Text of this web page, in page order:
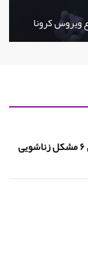
ویروس کرونا